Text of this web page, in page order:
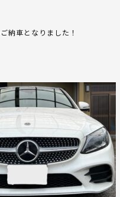
納車となりました！